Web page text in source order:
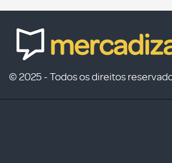
© 2025 - Todos os direitos